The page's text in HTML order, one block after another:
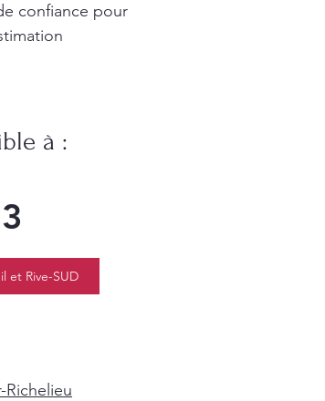
confiance pour
à :
3
et Rive-SUD
Richelieu